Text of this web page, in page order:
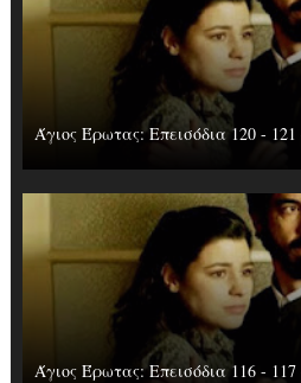
Άγιος Έρωτας: Επεισόδια 120 - 121
Άγιος Έρωτας: Επεισόδια 116 - 117